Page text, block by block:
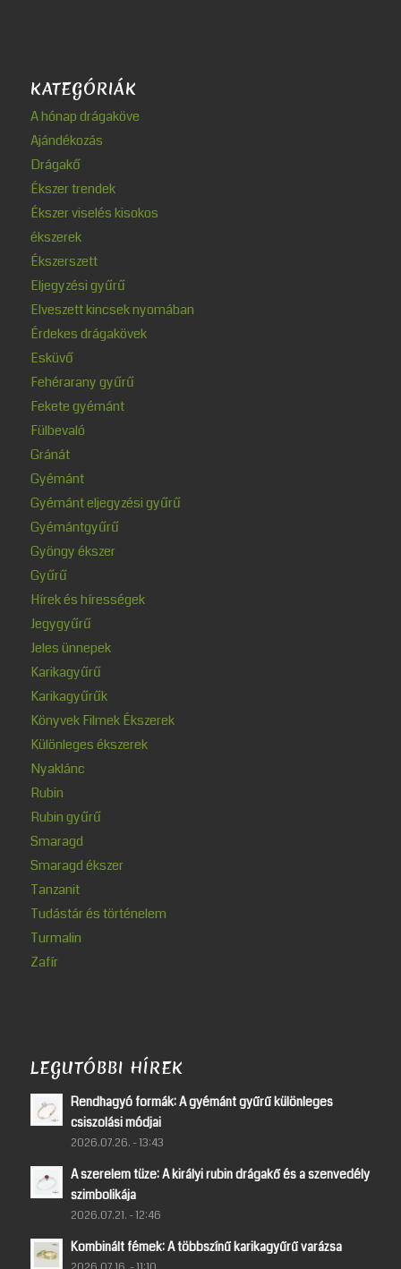
KATEGÓRIÁK
A hónap drágaköve
Ajándékozás
Drágakő
Ékszer trendek
Ékszer viselés kisokos
ékszerek
Ékszerszett
Eljegyzési gyűrű
Elveszett kincsek nyomában
Érdekes drágakövek
Esküvő
Fehérarany gyűrű
Fekete gyémánt
Fülbevaló
Gránát
Gyémánt
Gyémánt eljegyzési gyűrű
Gyémántgyűrű
Gyöngy ékszer
Gyűrű
Hírek és hírességek
Jegygyűrű
Jeles ünnepek
Karikagyűrű
Karikagyűrűk
Könyvek Filmek Ékszerek
Különleges ékszerek
Nyaklánc
Rubin
Rubin gyűrű
Smaragd
Smaragd ékszer
Tanzanit
Tudástár és történelem
Turmalin
Zafír
LEGUTÓBBI HÍREK
Rendhagyó formák: A gyémánt gyűrű különleges
csiszolási módjai
2026.07.26. - 13:43
A szerelem tüze: A királyi rubin drágakő és a szenvedély
szimbolikája
2026.07.21. - 12:46
Kombinált fémek: A többszínű karikagyűrű varázsa